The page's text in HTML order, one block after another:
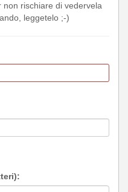
rischiare di vedervela
leggetelo ;-)